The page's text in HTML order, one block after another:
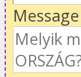
Message